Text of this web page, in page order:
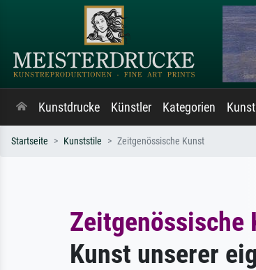
Kunstdrucke Künstler Kategorien
Startseite Kunststile Zeitgenössische Kunst
Zeitgenössische
Kunst unserer